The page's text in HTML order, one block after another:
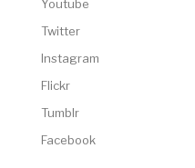
Youtube
Twitter
Instagram
Flickr
Tumblr
Facebook